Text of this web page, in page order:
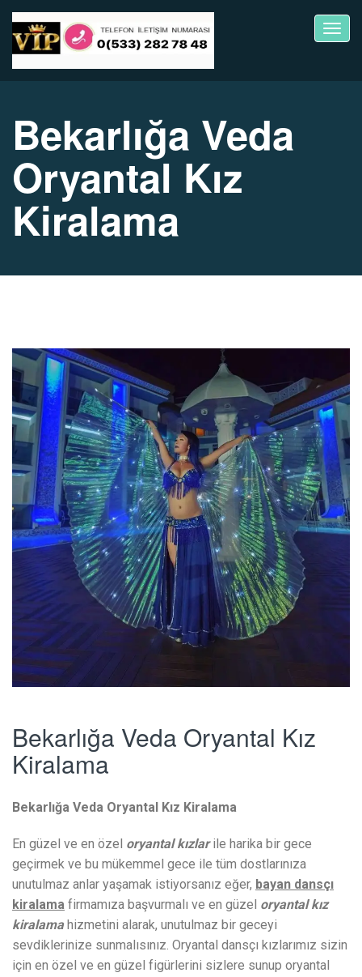
Bekarlığa Veda
Oryantal Kız
Kiralama
Bekarlığa Veda Oryantal Kız
Kiralama
Bekarlığa Veda Oryantal Kız Kiralama
En güzel ve en özel oryantal kızlarile harika bir gece
geçirmek ve bu mükemmel gece ile tüm dostlarınıza
unutulmaz anlar yaşamak istiyorsanız eğer, bayan dansçı
kiralama firmamıza başvurmalı ve en güzel oryantal kız
kiralamahizmetini alarak, unutulmaz bir geceyi
sevdiklerinize sunmalısınız. Oryantal dansçı kızlarımız sizin
için en özel ve en güzel figürlerini sizlere sunup oryantal